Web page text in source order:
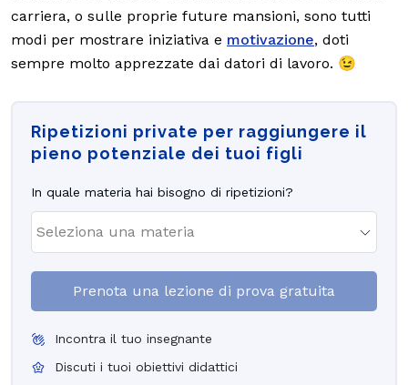
carriera, o sulle proprie future mansioni, sono tutti
modi per mostrare iniziativa e motivazione, doti
sempre molto apprezzate dai datori di lavoro. 😉
Ripetizioni private per raggiungere il
pieno potenziale dei tuoi figli
In quale materia hai bisogno di ripetizioni?
Prenota una lezione di prova gratuita
Incontra il tuo insegnante
Discuti i tuoi obiettivi didattici